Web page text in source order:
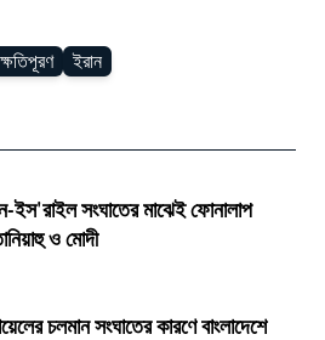
ক্ষতিপূরণ ইরান
ইস'রাইল সংঘাতের মাঝেই ফোনালাপ
ও মোদী
চলমান সংঘাতের কারণে বাংলাদেশে